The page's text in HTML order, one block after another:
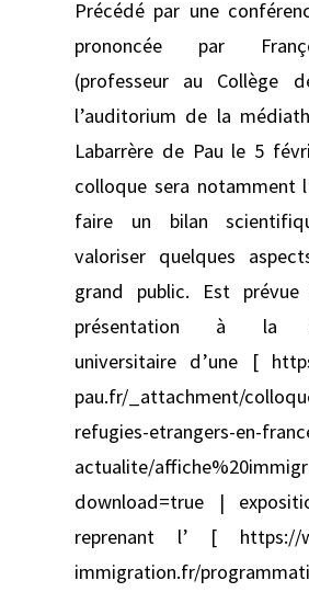
Précédé par une
prononcée par
(professeur au Collège
l’auditorium de la
Labarrère de Pau le 5
colloque sera notamment
faire un bilan
valoriser quelques
grand public. Est
présentation à la
universitaire d’une [
pau.fr/_attachment/
refugies-etrangers-en-
actualite/
download=true |
reprenant l’ [ https://
immigration.fr/